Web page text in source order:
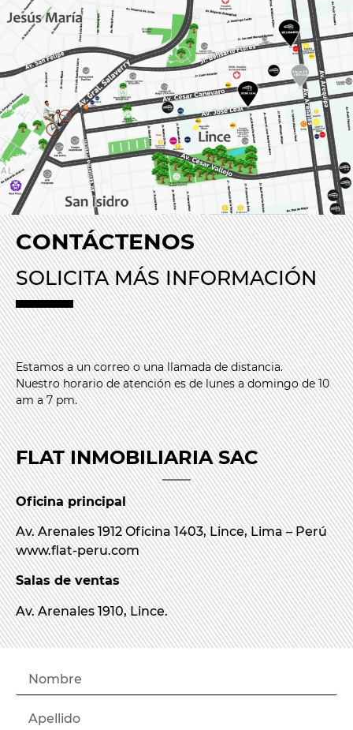
CONTÁCTENOS
SOLICITA MÁS INFORMACIÓN
Estamos a un correo o una llamada de distancia.
Nuestro horario de atención es de lunes a domingo de 10
am a 7 pm.
FLAT INMOBILIARIA SAC
Oficina principal
Av. Arenales 1912 Oficina 1403, Lince, Lima – Perú
www.flat-peru.com
Salas de ventas
Av. Arenales 1910, Lince.